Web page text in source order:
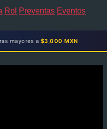
Rol Preventas Eventos
mayores a $3,000 MXN